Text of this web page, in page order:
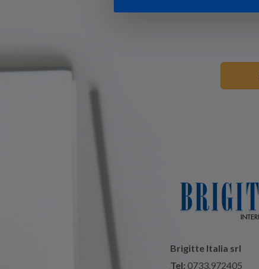
Brigitte Italia srl
Tel: 0733.972405